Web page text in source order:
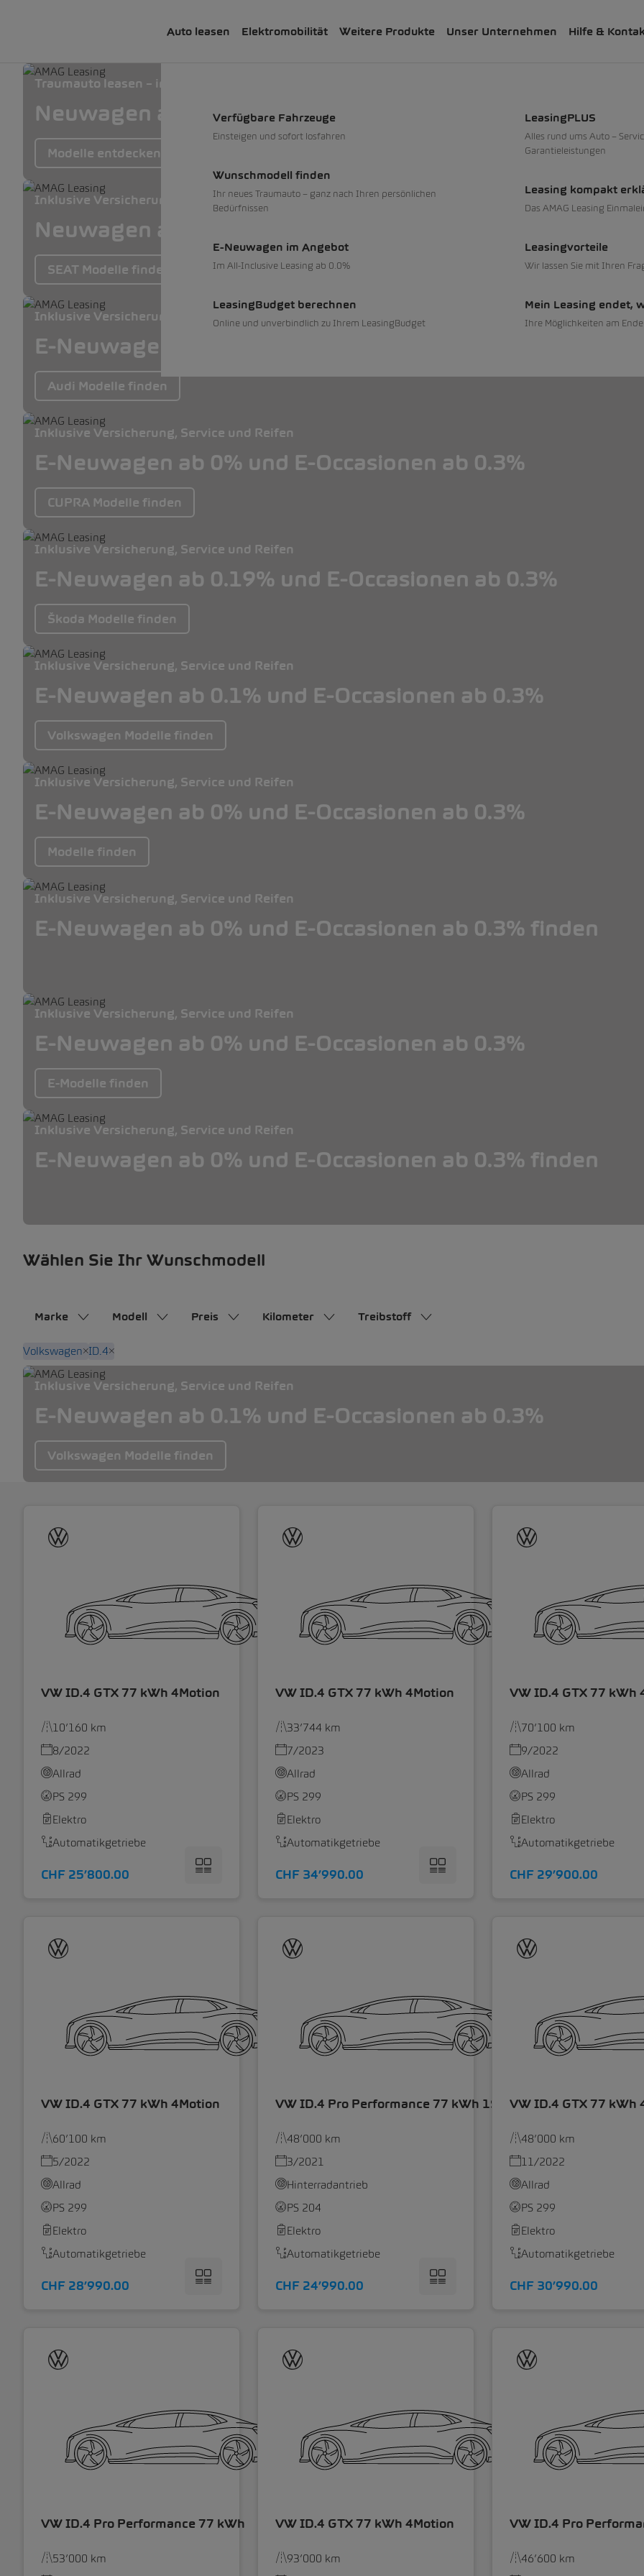
Auto leasen Elektromobilität Weitere Produkte Unser Unternehmen Hilfe &
Verfügbare Fahrzeuge
Einsteigen und sofort losfahren
Wunschmodell finden
Ihr neues Traumauto – ganz nach Ihren persönlichen
Bedürfnissen
E-Neuwagen im Angebot
Im All-Inclusive Leasing ab 0.0%
LeasingBudget berechnen
Online und unverbindlich zu Ihrem LeasingBudget
LeasingPLUS
Alles rund ums Auto –
Garantieleistungen
Leasing kompakt
Das AMAG Leasing
Leasingvorteile
Wir lassen Sie mit Ihren
Mein Leasing endet,
Ihre Möglichkeiten am
Traumauto leasen – inkl. Versicherung, Service und Reifen
Neuwagen ab 0% und Occasionen ab 0.99%
Modelle entdecken
Inklusive Versicherung, Service und Reifen
Neuwagen ab 0% und Occasionen ab 0.3%
SEAT Modelle finden
Inklusive Versicherung, Service und Reifen
E-Neuwagen ab 0% und E-Occasionen ab 0.3%
Audi Modelle finden
Inklusive Versicherung, Service und Reifen
E-Neuwagen ab 0% und E-Occasionen ab 0.3%
CUPRA Modelle finden
Inklusive Versicherung, Service und Reifen
E-Neuwagen ab 0.19% und E-Occasionen ab 0.3%
Škoda Modelle finden
Inklusive Versicherung, Service und Reifen
E-Neuwagen ab 0.1% und E-Occasionen ab 0.3%
Volkswagen Modelle finden
Inklusive Versicherung, Service und Reifen
E-Neuwagen ab 0% und E-Occasionen ab 0.3%
Modelle finden
Inklusive Versicherung, Service und Reifen
E-Neuwagen ab 0% und E-Occasionen ab 0.3% finden
Inklusive Versicherung, Service und Reifen
E-Neuwagen ab 0% und E-Occasionen ab 0.3%
E-Modelle finden
Inklusive Versicherung, Service und Reifen
E-Neuwagen ab 0% und E-Occasionen ab 0.3% finden
Wählen Sie Ihr Wunschmodell
Marke Modell Preis Kilometer Treibstoff
Volkswagen ID.4
Inklusive Versicherung, Service und Reifen
E-Neuwagen ab 0.1% und E-Occasionen ab 0.3%
Volkswagen Modelle finden
VW ID.4 GTX 77 kWh 4Motion
10’160 km
8/2022
Allrad
PS 299
Elektro
Automatikgetriebe
CHF 25’800.00
VW ID.4 GTX 77 kWh 4Motion
33’744 km
7/2023
Allrad
PS 299
Elektro
Automatikgetriebe
CHF 34’990.00
VW ID.4 GTX 77 kWh
70’100 km
9/2022
Allrad
PS 299
Elektro
Automatikgetriebe
CHF 29’900.00
VW ID.4 GTX 77 kWh 4Motion
60’100 km
5/2022
Allrad
PS 299
Elektro
Automatikgetriebe
CHF 28’990.00
VW ID.4 Pro Performance 77 kWh 1ST
48’000 km
3/2021
Hinterradantrieb
PS 204
Elektro
Automatikgetriebe
CHF 24’990.00
VW ID.4 GTX 77 kWh
48’000 km
11/2022
Allrad
PS 299
Elektro
Automatikgetriebe
CHF 30’990.00
VW ID.4 Pro Performance 77 kWh
53’000 km
VW ID.4 GTX 77 kWh 4Motion
93’000 km
VW ID.4 Pro
46’600 km